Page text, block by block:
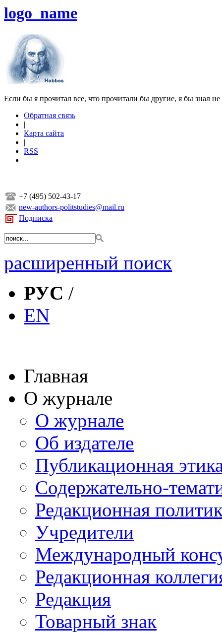
logo_name
Если бы я прочитал все, что прочитали бы другие, я бы знал
Обратная связь
|
Карта сайта
|
RSS
+7 (495) 502-43-17
new-authors-politstudies@mail.ru
Подписка
расширенный поиск
РУС /
EN
Главная
О журнале
О журнале
Об издателе
Публикационная
Содержательно-
Редакционная
Учредители
Международный
Редакционная
Редакция
Товарный знак